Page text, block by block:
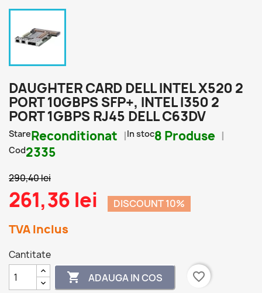
DAUGHTER CARD DELL INTEL X520 2
PORT 10GBPS SFP+, INTEL I350 2
PORT 1GBPS RJ45 DELL C63DV
StareReconditionat In stoc8 Produse
Cod2335
290,40 lei
261,36 lei DISCOUNT 10%
TVA Inclus
Cantitate
 ADAUGA IN COS
favorite_border